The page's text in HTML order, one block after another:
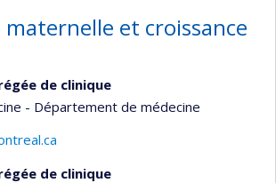
et croissance
de clinique
- Département de médecine
de clinique